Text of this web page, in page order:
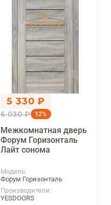
5 330 ₽
6 030 ₽ 12%
Межкомнатная дверь
Форум Горизонталь
Лайт сонома
Модель
Форум Горизонталь
Производители
YESDOORS